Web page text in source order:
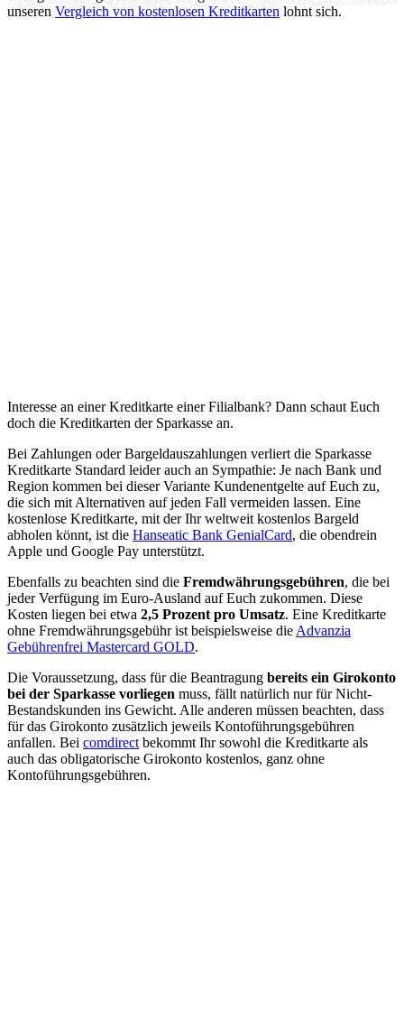
unseren Vergleich von kostenlosen Kreditkarten lohnt sich.
Interesse an einer Kreditkarte einer Filialbank? Dann schaut Euch
doch die Kreditkarten der Sparkasse an.
Bei Zahlungen oder Bargeldauszahlungen verliert die Sparkasse
Kreditkarte Standard leider auch an Sympathie: Je nach Bank und
Region kommen bei dieser Variante Kundenentgelte auf Euch zu,
die sich mit Alternativen auf jeden Fall vermeiden lassen. Eine
kostenlose Kreditkarte, mit der Ihr weltweit kostenlos Bargeld
abholen könnt, ist die Hanseatic Bank GenialCard, die obendrein
Apple und Google Pay unterstützt.
Ebenfalls zu beachten sind die Fremdwährungsgebühren, die bei
jeder Verfügung im Euro-Ausland auf Euch zukommen. Diese
Kosten liegen bei etwa 2,5 Prozent pro Umsatz. Eine Kreditkarte
ohne Fremdwährungsgebühr ist beispielsweise die Advanzia
Gebührenfrei Mastercard GOLD.
Die Voraussetzung, dass für die Beantragung bereits ein Girokonto
bei der Sparkasse vorliegen muss, fällt natürlich nur für Nicht-
Bestandskunden ins Gewicht. Alle anderen müssen beachten, dass
für das Girokonto zusätzlich jeweils Kontoführungsgebühren
anfallen. Bei comdirect bekommt Ihr sowohl die Kreditkarte als
auch das obligatorische Girokonto kostenlos, ganz ohne
Kontoführungsgebühren.